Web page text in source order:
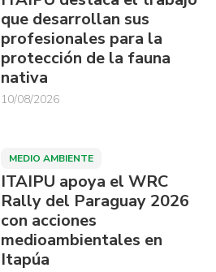
que desarrollan sus
profesionales para la
protección de la fauna
nativa
10/08/2026
MEDIO AMBIENTE
ITAIPU apoya el WRC
Rally del Paraguay 2026
con acciones
medioambientales en
Itapúa